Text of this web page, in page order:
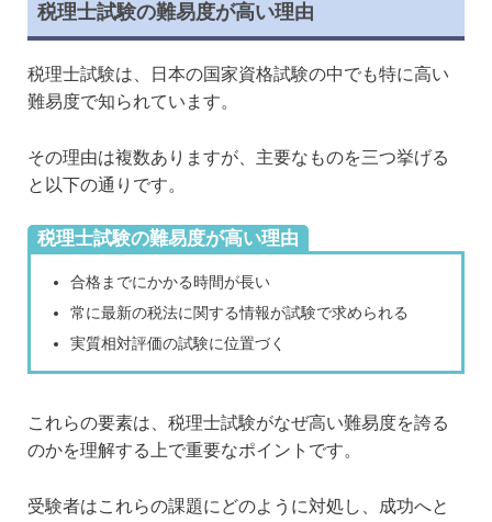
税理士試験の難易度が高い理由
税理士試験は、日本の国家資格試験の中でも特に高い
難易度で知られています。
その理由は複数ありますが、主要なものを三つ挙げる
と以下の通りです。
税理士試験の難易度が高い理由
合格までにかかる時間が長い
常に最新の税法に関する情報が試験で求められる
実質相対評価の試験に位置づく
これらの要素は、税理士試験がなぜ高い難易度を誇る
のかを理解する上で重要なポイントです。
受験者はこれらの課題にどのように対処し、成功へと